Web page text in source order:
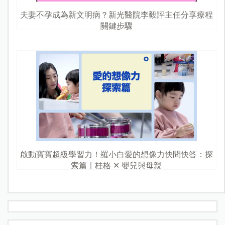
夫妻不孕成為新文明病？新光醫院李毅評主任分享療程
關鍵步驟
啟動寶寶超級學習力！羅小白愛的想像力快問快答：探
索篇｜桂格 ✕ 嬰兒與母親